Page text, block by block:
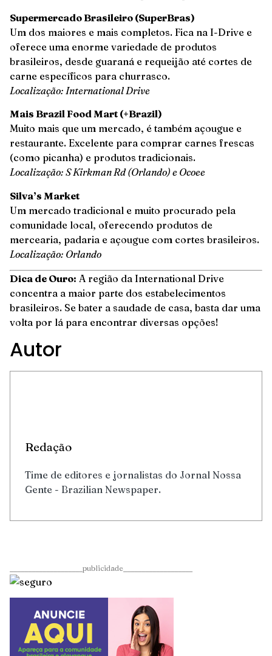
Supermercado Brasileiro (SuperBras)
Um dos maiores e mais completos. Fica na I-Drive e
oferece uma enorme variedade de produtos
brasileiros, desde guaraná e requeijão até cortes de
carne específicos para churrasco.
Localização: International Drive
Mais Brazil Food Mart (+Brazil)
Muito mais que um mercado, é também açougue e
restaurante. Excelente para comprar carnes frescas
(como picanha) e produtos tradicionais.
Localização: S Kirkman Rd (Orlando) e Ocoee
Silva’s Market
Um mercado tradicional e muito procurado pela
comunidade local, oferecendo produtos de
mercearia, padaria e açougue com cortes brasileiros.
Localização: Orlando
Dica de Ouro: A região da International Drive
concentra a maior parte dos estabelecimentos
brasileiros. Se bater a saudade de casa, basta dar uma
volta por lá para encontrar diversas opções!
Autor
Redação
Time de editores e jornalistas do Jornal Nossa
Gente - Brazilian Newspaper.
____________________publicidade___________________